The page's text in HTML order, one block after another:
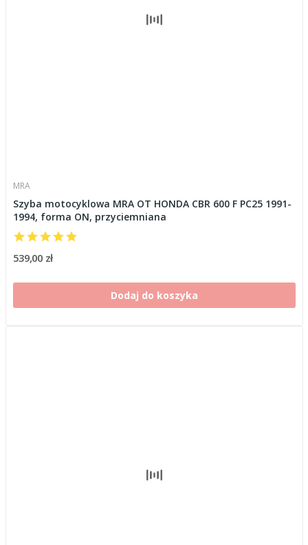
MRA
Szyba motocyklowa MRA OT HONDA CBR 600 F PC25 1991-
1994, forma ON, przyciemniana
539,00 zł
Dodaj do koszyka